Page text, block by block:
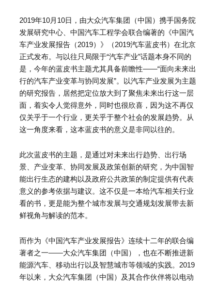
2019年10月10日，由大众汽车集团（中国）携手国务院
发展研究中心、中国汽车工程学会联合编著的《中国汽
车产业发展报告（2019）》（2019汽车蓝皮书）在北京
正式发布。与以往只局限于“汽车产业”话题本身不同的
是，今年的蓝皮书主题尤其具备前瞻性——“面向未来出
行的汽车产业变革与协同发展”。以汽车产业发展为主题
的研究报告，居然把定位放大到了聚焦未来出行这一层
面，着实令人觉得意外，同时也很欣喜，因为这不再仅
仅关乎于一个行业，更关乎于整个社会的发展趋势。从
这一角度来看，这本蓝皮书的意义是非同以往的。
此次蓝皮书的主题，是通过对未来出行趋势、出行场
景、产业变革、协同发展及政策创新的研究，为中国智
能出行生态的建构以及政府公共政策的制定提供有代表
意义的参考依据与建议。这不仅是一本给汽车相关行业
看的书，更是能为整个城市发展与交通规划发展带去新
鲜视角与解读的范本。
而作为《中国汽车产业发展报告》连续十二年的联合编
著者之一——大众汽车集团（中国），也在不断推进新
能源汽车、移动出行以及智慧城市等领域的实践。2019
年以来，大众汽车集团（中国）及其合作伙伴将以电动